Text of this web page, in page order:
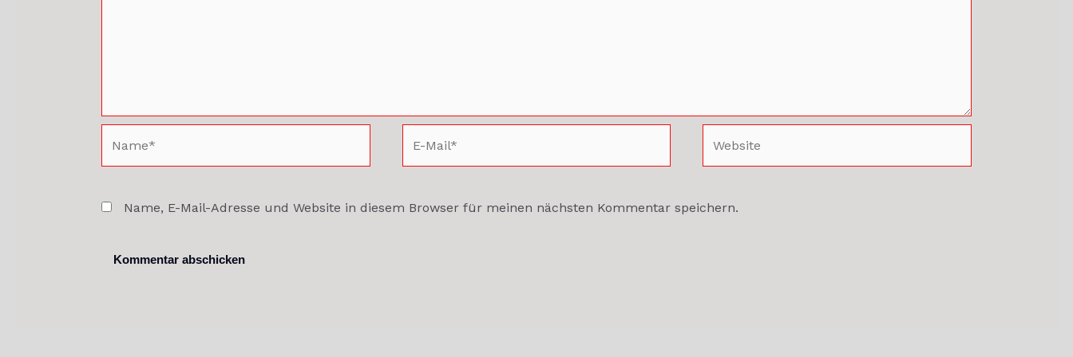
Name, E-Mail-Adresse und Website in diesem Browser für meinen nächsten Kommentar speichern.